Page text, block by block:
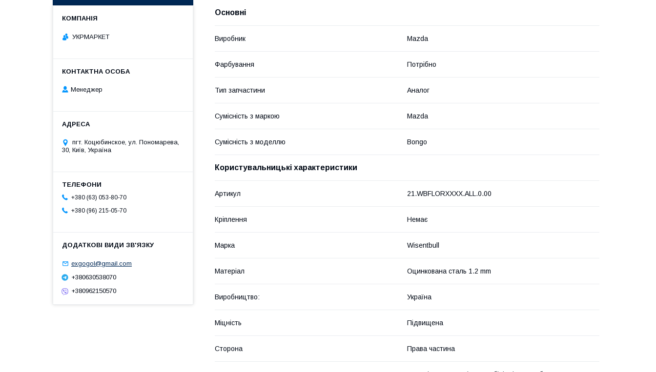
Основні
Виробник Mazda
Фарбування Потрібно
Тип запчастини Аналог
Сумісність з маркою Mazda
Сумісність з моделлю Bongo
Користувальницькі характеристики
Артикул 21.WBFLORXXXX.ALL.0.00
Кріплення Немає
Марка Wisentbull
Матеріал Оцинкована сталь 1.2 mm
Виробництво: Україна
Міцність Підвищена
Сторона Права частина
УКРМАРКЕТ
Менеджер
пгт. Коцюбинское, ул. Пономарева,
30, Київ, Україна
+380 (63) 053-80-70
+380 (96) 215-05-70
exgogol@gmail.com
+380630538070
+380962150570